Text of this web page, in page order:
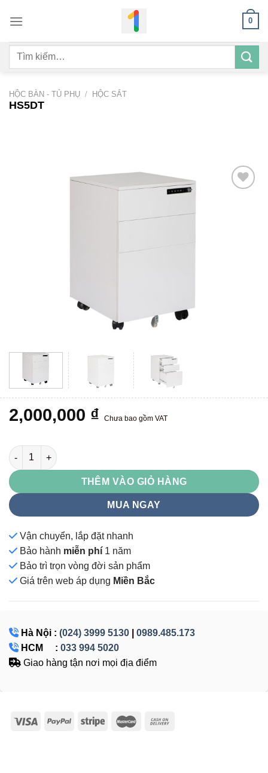
qua
dung
0
Tìm
HỘC BÀN - TỦ PHỤ / HỘC SẮT
HS5DT
2,000,000 ₫ Chưa bao gồm VAT
HS5DT số lượng
THÊM VÀO GIỎ HÀNG
MUA NGAY
Vận chuyển, lắp đặt nhanh
Bảo hành miễn phí 1 năm
Bảo trì trọn vòng đời sản phẩm
Giá trên web áp dụng Miền Bắc
Hà Nội : (024) 3999 5130
0989.485.173
HCM : 033 994 5020
Giao hàng tận nơi mọi địa điểm